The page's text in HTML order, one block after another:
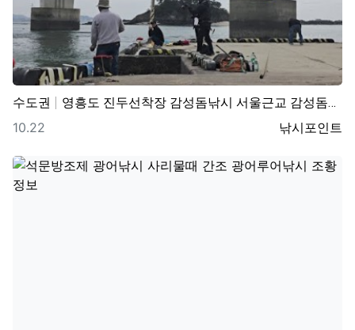
수도권 영흥도 진두선착장 감성돔낚시 서울근교 감성돔낚시 포인트
등록자
낚시포인트
등록일
10.22